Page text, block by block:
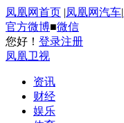
凤凰网首页 |凤凰网汽车|
官方微博■微信
您好！ 登录注册
凤凰卫视
资讯
财经
娱乐